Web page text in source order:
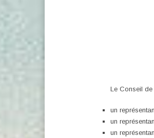
Le Conseil
un
un
un